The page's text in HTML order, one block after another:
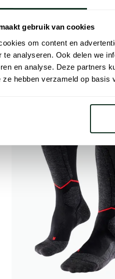
gebruik van cookies
om content en
te analyseren. Ook delen we
en analyse. Deze partners
ze hebben verzameld op basis
Falke
Bruine sokken heren Tiago
€ 17,00 € 8,50 - 50%